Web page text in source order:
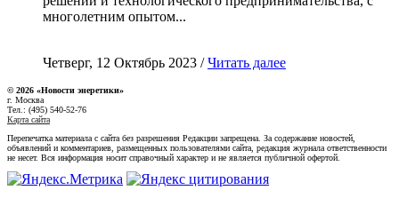
многолетним опытом...
Четверг, 12 Октябрь 2023 /Читать далее
© 2026 «Новости энеретики»
г. Москва
Тел.: (495) 540-52-76
Карта сайта
Перепечатка материала с сайта без разрешения Редакции запрещена. За содержание новостей,
объявлений и комментариев, размещенных пользователями сайта, редакция журнала ответственности
не несет. Вся информация носит справочный характер и не является публичной офертой.